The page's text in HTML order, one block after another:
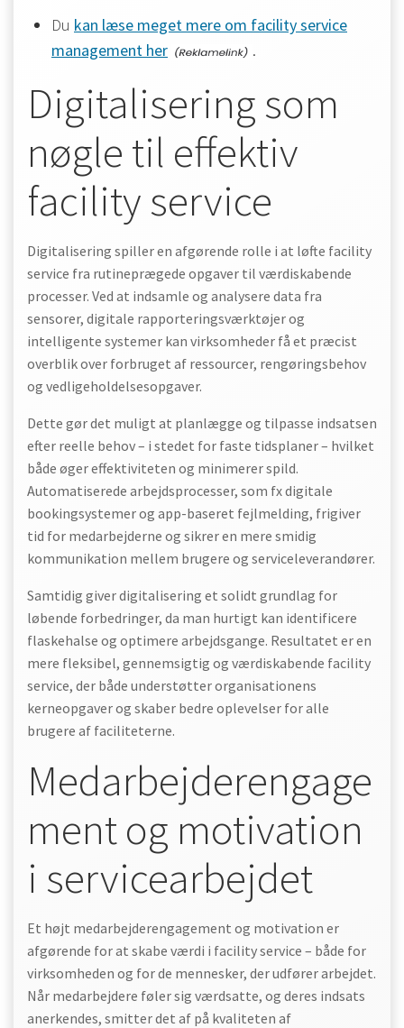
Du kan læse meget mere om facility service
management her
.
Digitalisering som
nøgle til effektiv
facility service
Digitalisering spiller en afgørende rolle i at løfte facility
service fra rutineprægede opgaver til værdiskabende
processer. Ved at indsamle og analysere data fra
sensorer, digitale rapporteringsværktøjer og
intelligente systemer kan virksomheder få et præcist
overblik over forbruget af ressourcer, rengøringsbehov
og vedligeholdelsesopgaver.
Dette gør det muligt at planlægge og tilpasse indsatsen
efter reelle behov – i stedet for faste tidsplaner – hvilket
både øger effektiviteten og minimerer spild.
Automatiserede arbejdsprocesser, som fx digitale
bookingsystemer og app-baseret fejlmelding, frigiver
tid for medarbejderne og sikrer en mere smidig
kommunikation mellem brugere og serviceleverandører.
Samtidig giver digitalisering et solidt grundlag for
løbende forbedringer, da man hurtigt kan identificere
flaskehalse og optimere arbejdsgange. Resultatet er en
mere fleksibel, gennemsigtig og værdiskabende facility
service, der både understøtter organisationens
kerneopgaver og skaber bedre oplevelser for alle
brugere af faciliteterne.
Medarbejderengage
ment og motivation
i servicearbejdet
Et højt medarbejderengagement og motivation er
afgørende for at skabe værdi i facility service – både for
virksomheden og for de mennesker, der udfører arbejdet.
Når medarbejdere føler sig værdsatte, og deres indsats
anerkendes, smitter det af på kvaliteten af